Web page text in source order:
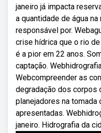
janeiro já impacta
a quantidade de água
responsável por.
crise hídrica que o rio
é a pior em 22 anos.
captação.
Webcompreender as
degradação dos corpos
planejadores na
apresentadas.
janeiro. Hidrografia da